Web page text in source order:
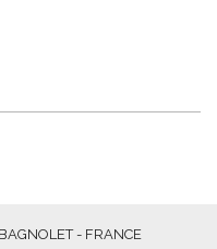
- FRANCE